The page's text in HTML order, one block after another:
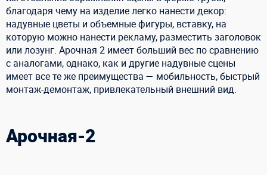
благодаря чему на изделие легко нанести декор:
надувные цветы и объемные фигуры, вставку, на
которую можно нанести рекламу, разместить заголовок
или лозунг. Арочная 2 имеет больший вес по сравнению
с аналогами, однако, как и другие надувные сцены
имеет все те же преимущества — мобильность, быстрый
монтаж-демонтаж, привлекательный внешний вид.
Арочная-2